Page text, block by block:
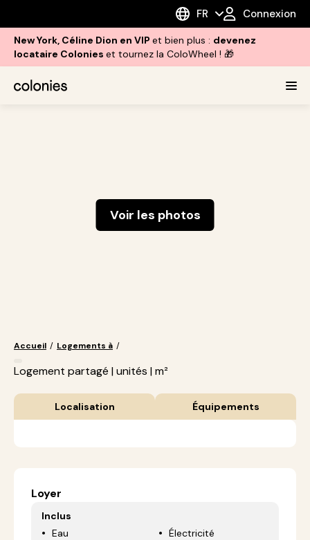
FR Connexion
New York, Céline Dion en VIP et bien plus : devenez
locataire Colonies et tournez la ColoWheel ! 🎁
Voir les photos
Accueil / Logements à /
Logement partagé | unités | m²
Localisation Équipements
Loyer
Inclus
Eau
Électricité